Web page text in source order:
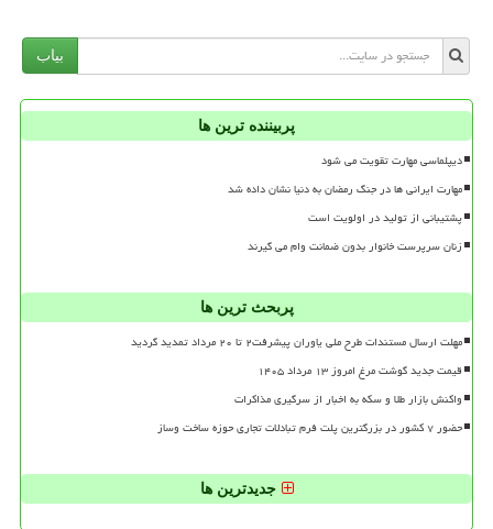
بیاب
پربیننده ترین ها
دیپلماسی مهارت تقویت می شود
مهارت ایرانی ها در جنگ رمضان به دنیا نشان داده شد
پشتیبانی از تولید در اولویت است
زنان سرپرست خانوار بدون ضمانت وام می گیرند
پربحث ترین ها
مهلت ارسال مستندات طرح ملی یاوران پیشرفت۲ تا ۲۰ مرداد تمدید گردید
قیمت جدید گوشت مرغ امروز ۱۳ مرداد ۱۴۰۵
واکنش بازار طلا و سکه به اخبار از سرگیری مذاکرات
حضور ۷ کشور در بزرگترین پلت فرم تبادلات تجاری حوزه ساخت وساز
جدیدترین ها